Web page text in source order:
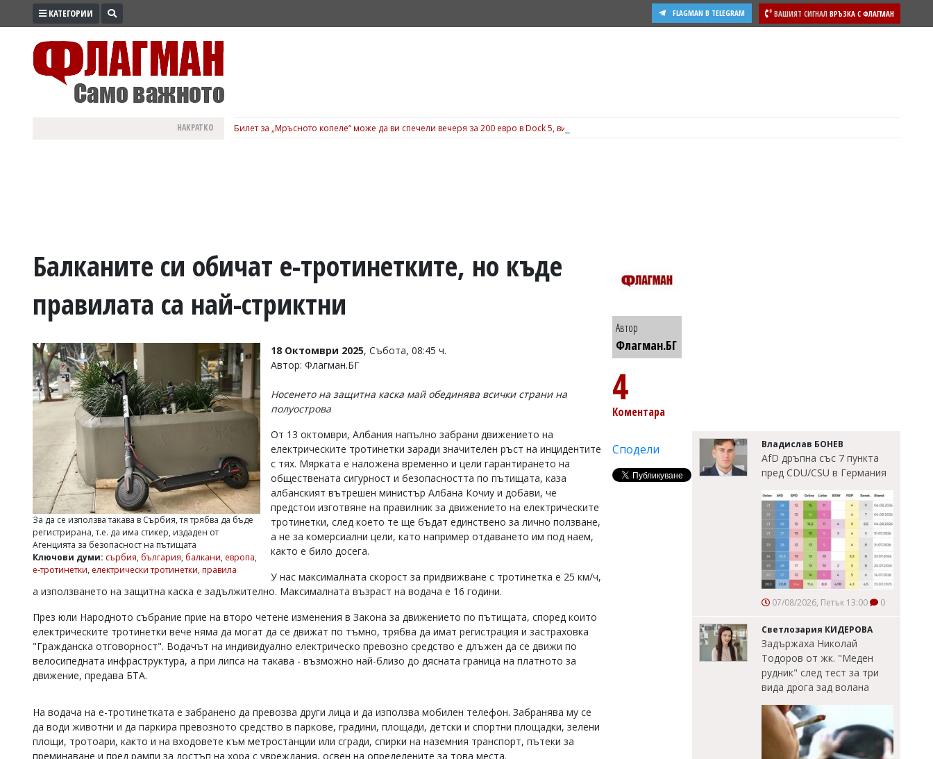
ПРОМО
ВОЙНАТА
УКРАЙНА
РАЗСЛЕДВАНЕ
БИЗНЕС
v.vasilev@flagman.bg
Касабова,
k.kassabova@flagman.bg
Главен
редактор:
office@flagman.bg
Коментарите
статиите
читателите
редакцията
КАТЕГОРИИ ВАШИЯТ СИГНАЛ ВРЪЗКА С ФЛАГМАН
FLAGMAN В TELEGRAM
НАКРАТКО Билет за „Мръсното копеле“ може да ви спечели вечеря за 200 евро в Dock 5, вижте подробности
Балканите си обичат е-тротинетките, но къде
правилата са най-стриктни
За да се използва такава в Сърбия, тя трябва да бъде
регистрирана, т.е. да има стикер, издаден от
Агенцията за безопасност на пътищата
Ключови думи: сърбия, българия, балкани, европа,
е-тротинетки, електрически тротинетки, правила
18 Октомври 2025, Събота, 08:45 ч.
Автор: Флагман.БГ
Носенето на защитна каска май обединява всички страни на
полуострова
От 13 октомври, Албания напълно забрани движението на
електрическите тротинетки заради значителен ръст на инцидентите
с тях. Мярката е наложена временно и цели гарантирането на
обществената сигурност и безопасността по пътищата, каза
албанският вътрешен министър Албана Кочиу и добави, че
предстои изготвяне на правилник за движението на електрическите
тротинетки, след което те ще бъдат единствено за лично ползване,
а не за комерсиални цели, като например отдаването им под наем,
както е било досега.
У нас максималната скорост за придвижване с тротинетка е 25 км/ч,
а използването на защитна каска е задължително. Максималната възраст на водача е 16 години.
През юли Народното събрание прие на второ четене изменения в Закона за движението по пътищата, според които
електрическите тротинетки вече няма да могат да се движат по тъмно, трябва да имат регистрация и застраховка
"Гражданска отговорност". Водачът на индивидуално електрическо превозно средство е длъжен да се движи по
велосипедната инфраструктура, а при липса на такава - възможно най-близо до дясната граница на платното за
движение, предава БТА.
На водача на е-тротинетката е забранено да превозва други лица и да използва мобилен телефон. Забранява му се
да води животни и да паркира превозното средство в паркове, градини, площади, детски и спортни площадки, зелени
площи, тротоари, както и на входовете към метростанции или сгради, спирки на наземния транспорт, пътеки за
преминаване и пред рампи за достъп на хора с увреждания, освен на определените за това места.
Автор
Флагман.БГ
4
Коментара
Сподели Владислав БОНЕВ
AfD дръпна със 7 пункта
пред CDU/CSU в Германия
07/08/2026, Петък 13:00 0
Светлозария КИДЕРОВА
Задържаха Николай
Тодоров от жк. "Меден
рудник" след тест за три
вида дрога зад волана